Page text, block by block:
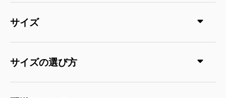
サイズ
サイズの選び方